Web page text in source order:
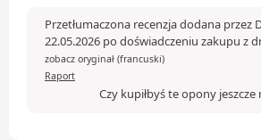
Przetłumaczona recenzja dodana przez
22.05.2026 po doświadczeniu zakupu z
zobacz oryginał (francuski)
Raport
Czy kupiłbyś te opony jeszcze